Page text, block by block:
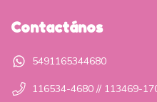
Contactános
5491165344680
116534-4680 // 113469-